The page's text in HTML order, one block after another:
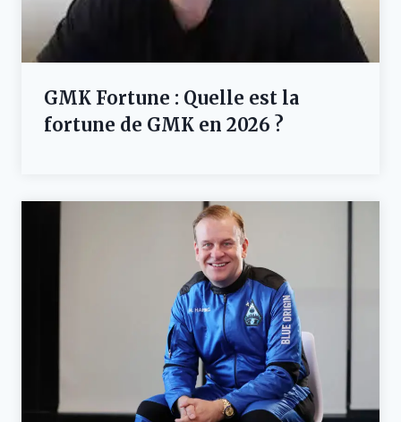
GMK Fortune : Quelle est la
fortune de GMK en 2026 ?